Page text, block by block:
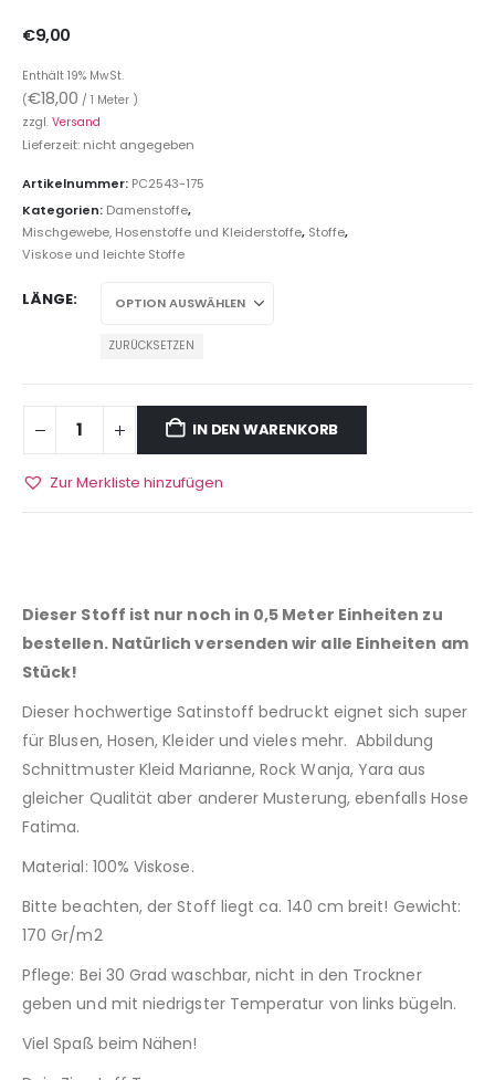
€9,00
Enthält 19% MwSt.
(€18,00 / 1 Meter )
zzgl. Versand
Lieferzeit: nicht angegeben
Artikelnummer: PC2543-175
Kategorien: Damenstoffe,
Mischgewebe, Hosenstoffe und Kleiderstoffe, Stoffe,
Viskose und leichte Stoffe
LÄNGE
ZURÜCKSETZEN
IN DEN WARENKORB
Zur Merkliste hinzufügen
Dieser Stoff ist nur noch in 0,5 Meter Einheiten zu
bestellen. Natürlich versenden wir alle Einheiten am
Stück!
Dieser hochwertige Satinstoff bedruckt eignet sich super
für Blusen, Hosen, Kleider und vieles mehr. Abbildung
Schnittmuster Kleid Marianne, Rock Wanja, Yara aus
gleicher Qualität aber anderer Musterung, ebenfalls Hose
Fatima.
Material: 100% Viskose.
Bitte beachten, der Stoff liegt ca. 140 cm breit! Gewicht:
170 Gr/m2
Pflege: Bei 30 Grad waschbar, nicht in den Trockner
geben und mit niedrigster Temperatur von links bügeln.
Viel Spaß beim Nähen!